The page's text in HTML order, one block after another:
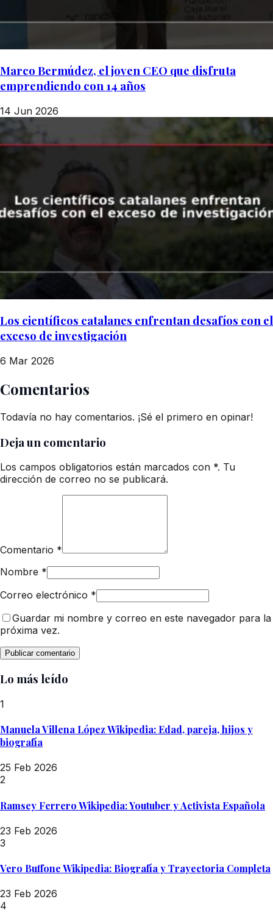
Marco Bermúdez, el joven CEO que disfruta
emprendiendo con 14 años
14 Jun 2026
Los científicos catalanes enfrentan desafíos con el
exceso de investigación
6 Mar 2026
Comentarios
Todavía no hay comentarios. ¡Sé el primero en opinar!
Deja un comentario
Los campos obligatorios están marcados con *. Tu
dirección de correo no se publicará.
Comentario *
Nombre *
Correo electrónico *
Guardar mi nombre y correo en este navegador para la
próxima vez.
Lo más leído
1
Manuela Villena López Wikipedia: Edad, pareja, hijos y
biografía
25 Feb 2026
2
Ramsey Ferrero Wikipedia: Youtuber y Activista Española
23 Feb 2026
3
Vero Buffone Wikipedia: Biografía y Trayectoria Completa
23 Feb 2026
4